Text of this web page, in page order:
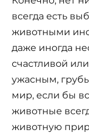
всегда есть
животными
даже иногда
счастливой
ужасным,
мир, если бы
животные
животную